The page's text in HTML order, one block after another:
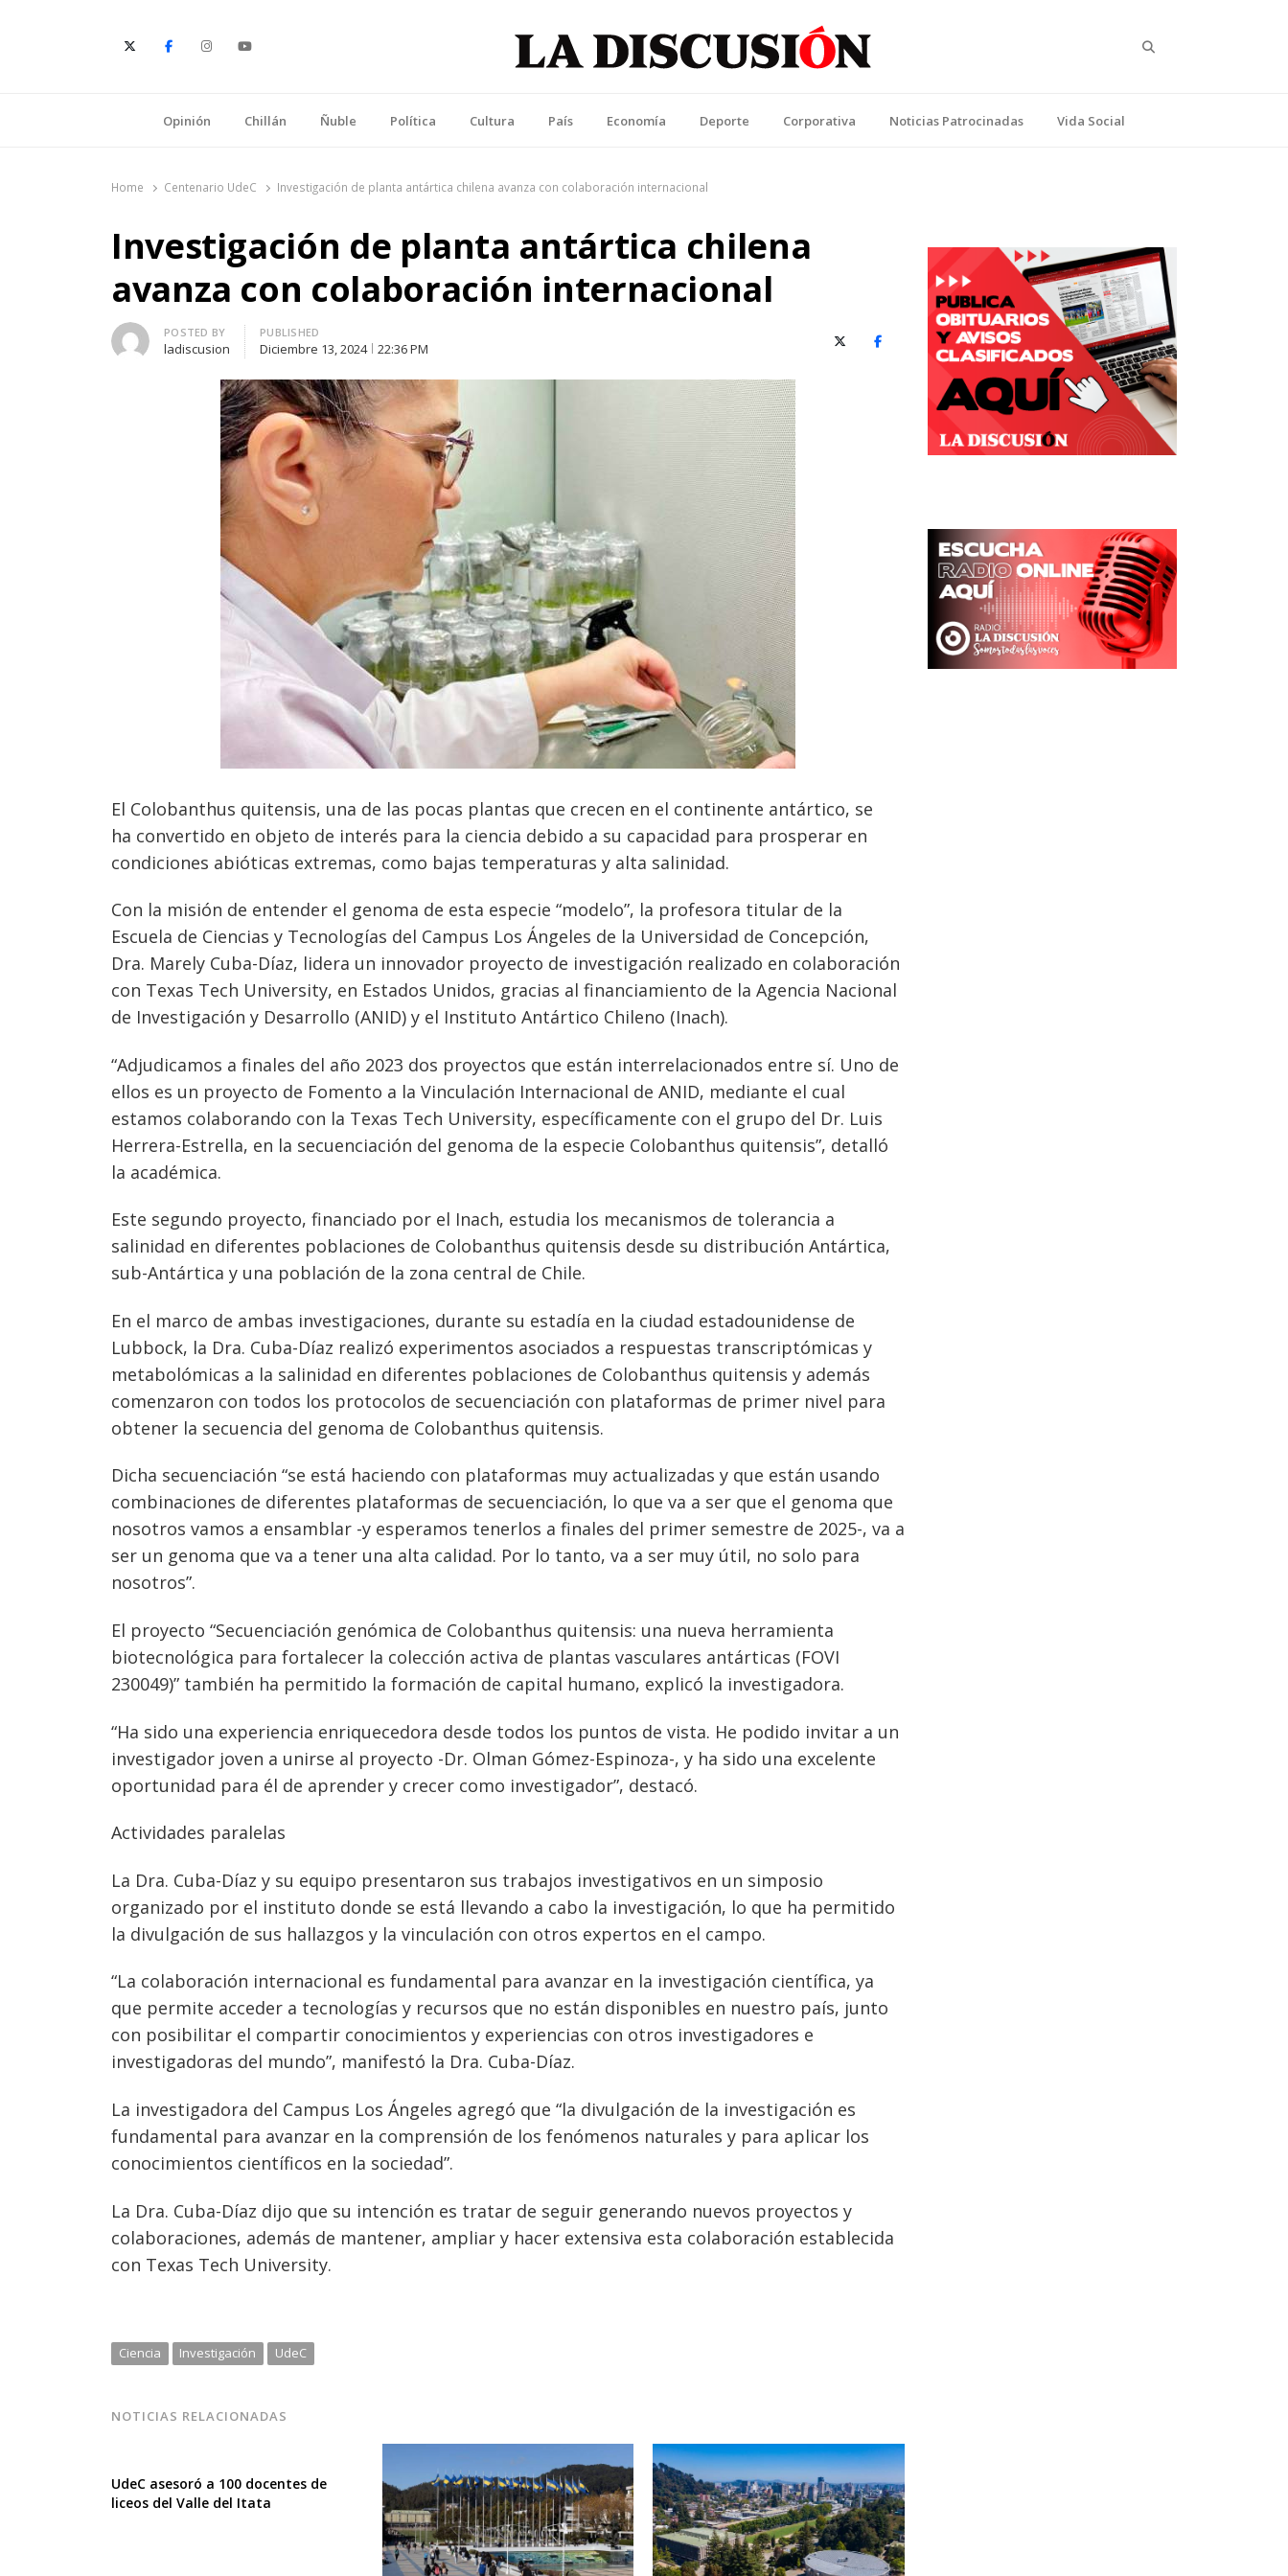
Opinión Chillán Ñuble Política Cultura País Economía Deporte Corporativa Noticias Patrocinadas Vida Social
Home Centenario UdeC Investigación de planta antártica chilena avanza con colaboración internacional
Investigación de planta antártica chilena
avanza con colaboración internacional
Author
POSTED BY
ladiscusion
PUBLISHED
Diciembre 13, 2024 22:36 PM X (Twitter)Facebook
El Colobanthus quitensis, una de las pocas plantas que crecen en el continente antártico, se
ha convertido en objeto de interés para la ciencia debido a su capacidad para prosperar en
condiciones abióticas extremas, como bajas temperaturas y alta salinidad.
Con la misión de entender el genoma de esta especie “modelo”, la profesora titular de la
Escuela de Ciencias y Tecnologías del Campus Los Ángeles de la Universidad de Concepción,
Dra. Marely Cuba-Díaz, lidera un innovador proyecto de investigación realizado en colaboración
con Texas Tech University, en Estados Unidos, gracias al financiamiento de la Agencia Nacional
de Investigación y Desarrollo (ANID) y el Instituto Antártico Chileno (Inach).
“Adjudicamos a finales del año 2023 dos proyectos que están interrelacionados entre sí. Uno de
ellos es un proyecto de Fomento a la Vinculación Internacional de ANID, mediante el cual
estamos colaborando con la Texas Tech University, específicamente con el grupo del Dr. Luis
Herrera-Estrella, en la secuenciación del genoma de la especie Colobanthus quitensis”, detalló
la académica.
Este segundo proyecto, financiado por el Inach, estudia los mecanismos de tolerancia a
salinidad en diferentes poblaciones de Colobanthus quitensis desde su distribución Antártica,
sub-Antártica y una población de la zona central de Chile.
En el marco de ambas investigaciones, durante su estadía en la ciudad estadounidense de
Lubbock, la Dra. Cuba-Díaz realizó experimentos asociados a respuestas transcriptómicas y
metabolómicas a la salinidad en diferentes poblaciones de Colobanthus quitensis y además
comenzaron con todos los protocolos de secuenciación con plataformas de primer nivel para
obtener la secuencia del genoma de Colobanthus quitensis.
Dicha secuenciación “se está haciendo con plataformas muy actualizadas y que están usando
combinaciones de diferentes plataformas de secuenciación, lo que va a ser que el genoma que
nosotros vamos a ensamblar -y esperamos tenerlos a finales del primer semestre de 2025-, va a
ser un genoma que va a tener una alta calidad. Por lo tanto, va a ser muy útil, no solo para
nosotros”.
El proyecto “Secuenciación genómica de Colobanthus quitensis: una nueva herramienta
biotecnológica para fortalecer la colección activa de plantas vasculares antárticas (FOVI
230049)” también ha permitido la formación de capital humano, explicó la investigadora.
“Ha sido una experiencia enriquecedora desde todos los puntos de vista. He podido invitar a un
investigador joven a unirse al proyecto -Dr. Olman Gómez-Espinoza-, y ha sido una excelente
oportunidad para él de aprender y crecer como investigador”, destacó.
Actividades paralelas
La Dra. Cuba-Díaz y su equipo presentaron sus trabajos investigativos en un simposio
organizado por el instituto donde se está llevando a cabo la investigación, lo que ha permitido
la divulgación de sus hallazgos y la vinculación con otros expertos en el campo.
“La colaboración internacional es fundamental para avanzar en la investigación científica, ya
que permite acceder a tecnologías y recursos que no están disponibles en nuestro país, junto
con posibilitar el compartir conocimientos y experiencias con otros investigadores e
investigadoras del mundo”, manifestó la Dra. Cuba-Díaz.
La investigadora del Campus Los Ángeles agregó que “la divulgación de la investigación es
fundamental para avanzar en la comprensión de los fenómenos naturales y para aplicar los
conocimientos científicos en la sociedad”.
La Dra. Cuba-Díaz dijo que su intención es tratar de seguir generando nuevos proyectos y
colaboraciones, además de mantener, ampliar y hacer extensiva esta colaboración establecida
con Texas Tech University.
Ciencia Investigación UdeC
NOTICIAS RELACIONADAS
UdeC asesoró a 100 docentes de
liceos del Valle del Itata